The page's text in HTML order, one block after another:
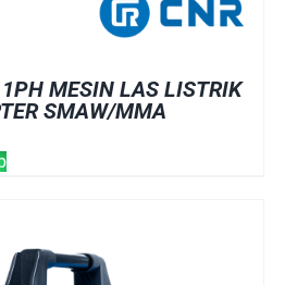
MESIN LAS LISTRIK
SMAW/MMA